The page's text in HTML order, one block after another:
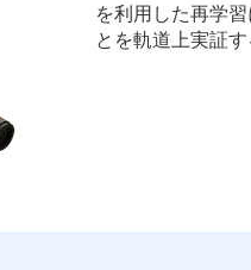
を利用した再学
とを軌道上実証